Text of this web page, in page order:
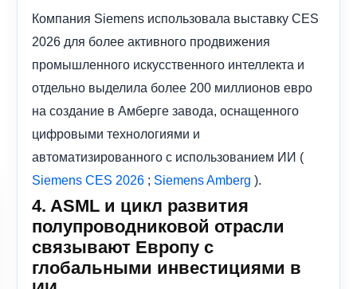
Компания Siemens использовала выставку CES
2026 для более активного продвижения
промышленного искусственного интеллекта и
отдельно выделила более 200 миллионов евро
на создание в Амберге завода, оснащенного
цифровыми технологиями и
автоматизированного с использованием ИИ (
Siemens CES 2026 ; Siemens Amberg ).
4. ASML и цикл развития
полупроводниковой отрасли
связывают Европу с
глобальными инвестициями в